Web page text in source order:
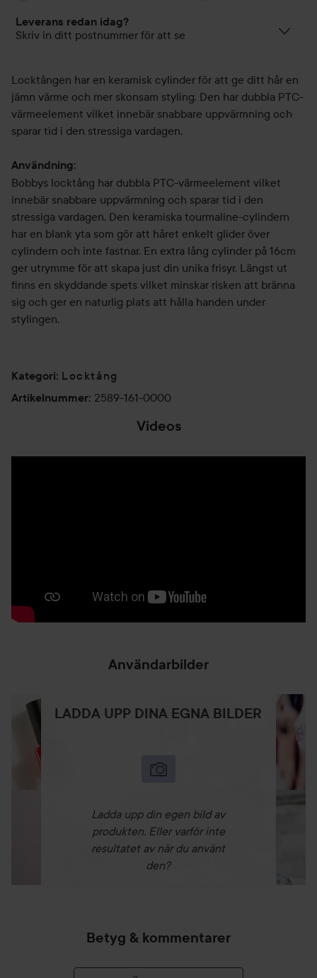
Leverans redan idag?
Skriv in ditt postnummer för att se
Locktången har en keramisk cylinder för att ge ditt hår en
jämn värme och mer skonsam styling. Den har dubbla PTC-
värmeelement vilket innebär snabbare uppvärmning och
sparar tid i den stressiga vardagen.
Användning:
Bobbys locktång har dubbla PTC-värmeelement vilket
innebär snabbare uppvärmning och sparar tid i den
stressiga vardagen. Den keramiska tourmaline-cylindern
har en blank yta som gör att håret enkelt glider över
cylindern och inte fastnar. En extra lång cylinder på 16cm
ger utrymme för att skapa just din unika frisyr. Längst ut
finns en skyddande spets vilket minskar risken att bränna
sig och ger en naturlig plats att hålla handen under
stylingen.
Kategori: Locktång
Artikelnummer: 2589-161-0000
Videos
Användarbilder
LADDA UPP DINA EGNA BILDER
Ladda upp din egen bild av
produkten. Eller varför inte
resultatet av när du använt
den?
Betyg & kommentarer